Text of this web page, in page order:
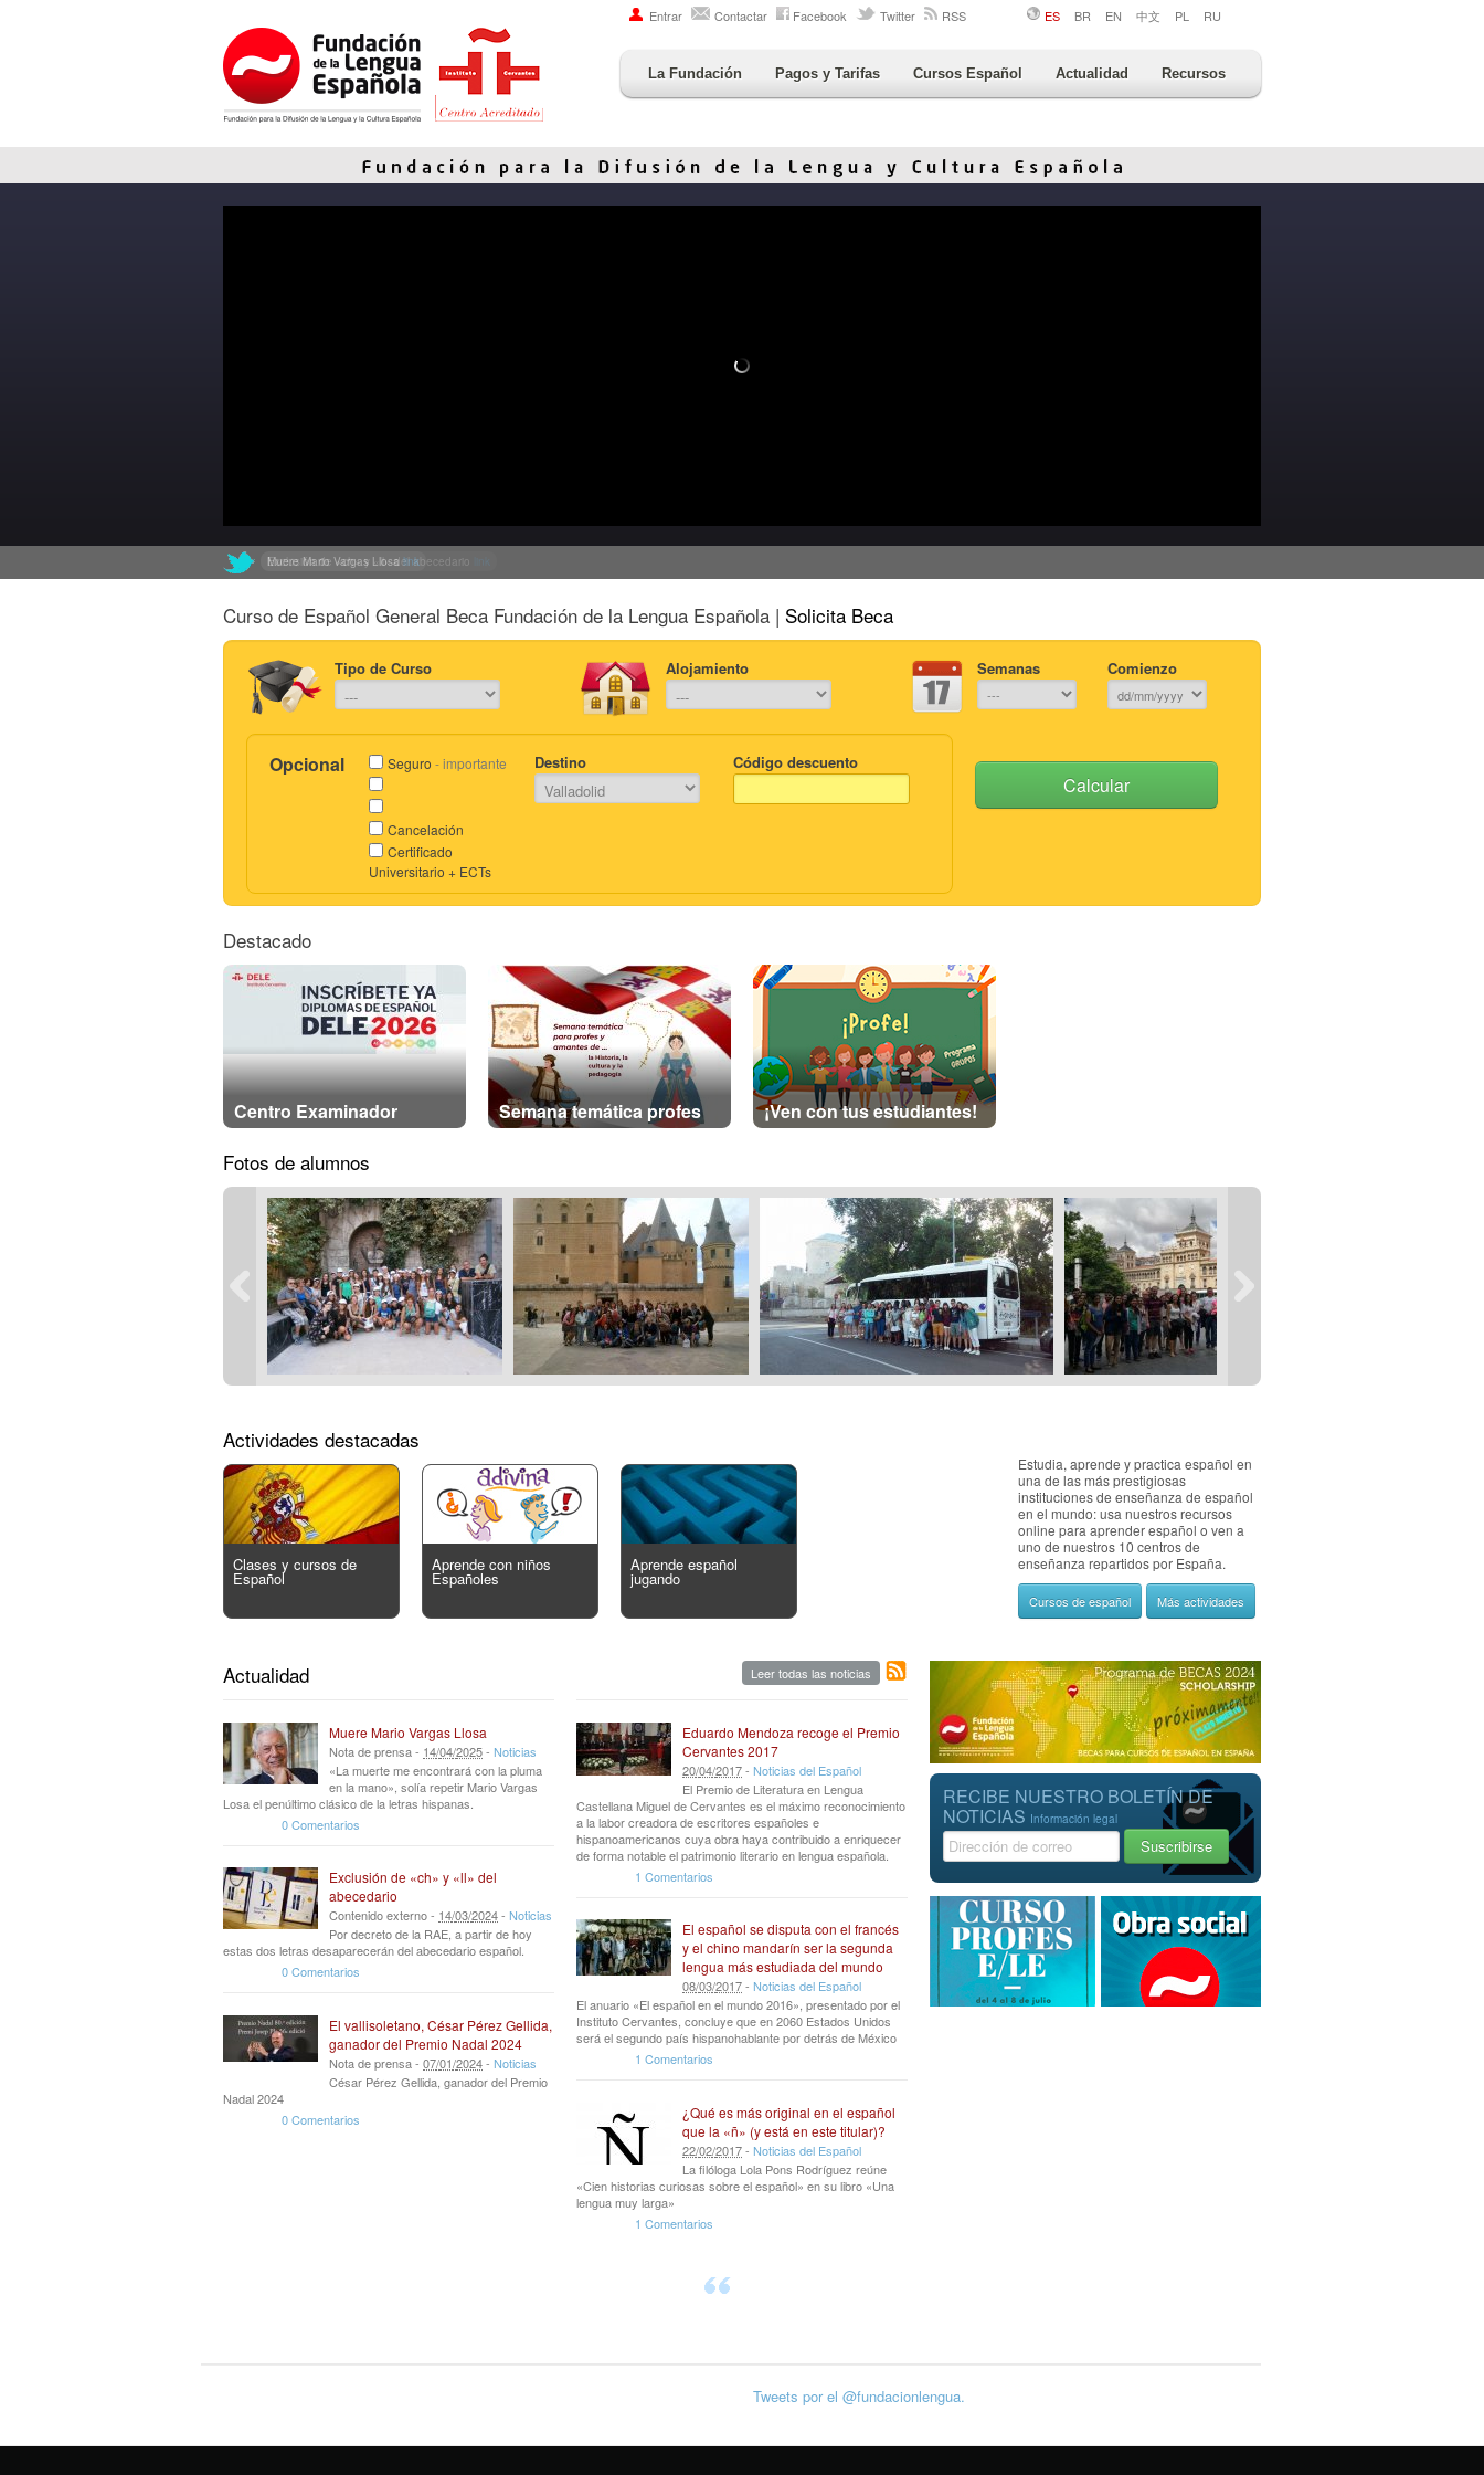
Entrar Contactar Facebook Twitter RSS ES BR EN 中文 PL RU
La Fundación Pagos y Tarifas Cursos Español Actualidad Recursos
Muere Mario Vargas Llosa link
Exclusión de «ch» y «ll» del abecedario
Curso de Español General Beca Fundación de la Lengua Española | Solicita Beca
Tipo de Curso Alojamiento Semanas Comienzo
Opcional Seguro - importante
Cancelación
Certificado
Universitario + ECTs
Destino Código descuento
Calcular
Destacado
Centro Examinador Semana temática profes ¡Ven con tus estudiantes!
Fotos de alumnos
Actividades destacadas
Clases y cursos de
Español
Aprende con niños
Españoles
Aprende español
jugando
Estudia, aprende y practica español en
una de las más prestigiosas
instituciones de enseñanza de español
en el mundo: usa nuestros recursos
online para aprender español o ven a
uno de nuestros 10 centros de
enseñanza repartidos por España.
Cursos de español Más actividades
Leer todas las noticias
Actualidad
Muere Mario Vargas Llosa
Nota de prensa - 14/04/2025- Noticias
«La muerte me encontrará con la pluma
en la mano», solía repetir Mario Vargas
Losa el penúltimo clásico de la letras hispanas.
0 Comentarios
Exclusión de «ch» y «ll» del
abecedario
Contenido externo - 14/03/2024- Noticias
Por decreto de la RAE, a partir de hoy
estas dos letras desaparecerán del abecedario español.
0 Comentarios
El vallisoletano, César Pérez Gellida,
ganador del Premio Nadal 2024
Nota de prensa - 07/01/2024- Noticias
César Pérez Gellida, ganador del Premio
Nadal 2024
0 Comentarios
Eduardo Mendoza recoge el Premio
Cervantes 2017
20/04/2017- Noticias del Español
El Premio de Literatura en Lengua
Castellana Miguel de Cervantes es el máximo reconocimiento
a la labor creadora de escritores españoles e
hispanoamericanos cuya obra haya contribuido a enriquecer
de forma notable el patrimonio literario en lengua española.
1 Comentarios
El español se disputa con el francés
y el chino mandarín ser la segunda
lengua más estudiada del mundo
08/03/2017- Noticias del Español
El anuario «El español en el mundo 2016», presentado por el
Instituto Cervantes, concluye que en 2060 Estados Unidos
será el segundo país hispanohablante por detrás de México
1 Comentarios
¿Qué es más original en el español
que la «ñ» (y está en este titular)?
22/02/2017- Noticias del Español
La filóloga Lola Pons Rodríguez reúne
«Cien historias curiosas sobre el español» en su libro «Una
lengua muy larga»
1 Comentarios
RECIBE NUESTRO BOLETÍN DE
NOTICIAS Información legal
Tweets por el @fundacionlengua.